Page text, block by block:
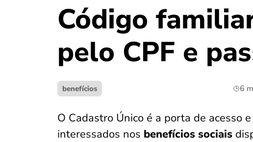
Código
pelo CPF e
benefícios 6
O Cadastro Único é a porta de acesso
interessados nos benefícios sociais